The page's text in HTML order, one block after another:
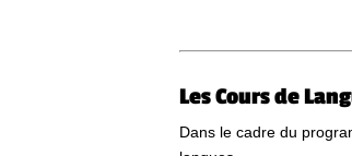
Les Cours de
Dans le cadre du